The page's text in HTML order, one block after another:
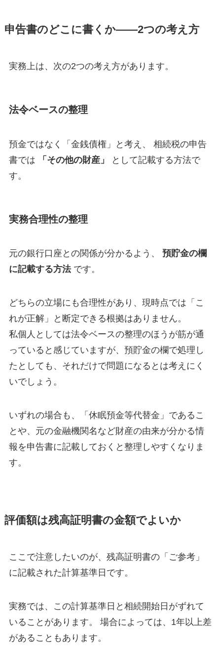
申告書のどこに書くか——2つの考え方
実務上は、次の2つの考え方があります。
法令ベースの整理
預金ではなく「金銭債権」と考え、 相続税の申告
書では
「その他の財産」
として記載する方法で
す。
実務合理性の整理
元の銀行口座との関係が分かるよう、 預貯金の欄
に記載する方法です。
どちらの立場にも合理性があり、現時点では「こ
れが正解」と断定できる根拠はありません。
私個人としては法令ベースの整理のほうが筋が通
っていると感じていますが、預貯金の欄で処理し
たとしても、それだけで問題になるとは考えにく
いでしょう。
いずれの場合も、「休眠預金等代替金」であるこ
とや、元の金融機関名など財産の由来が分かる情
報を申告書に記載しておくと整理しやすくなりま
す。
評価額は残高証明書の金額でよいか
ここで注意したいのが、残高証明書の「ご参考」
に記載された計算基準日です。
実務では、この計算基準日と相続開始日がずれて
いることがあります。 場合によっては、1年以上差
があることもあります。